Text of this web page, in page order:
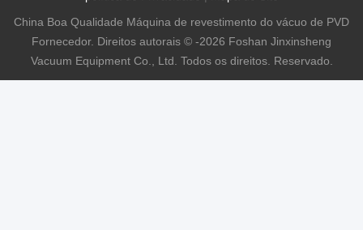
China Boa Qualidade Máquina de revestimento do vácuo de PVD
Fornecedor. Direitos autorais © -2026 Foshan Jinxinsheng
Vacuum Equipment Co., Ltd. Todos os direitos. Reservado.